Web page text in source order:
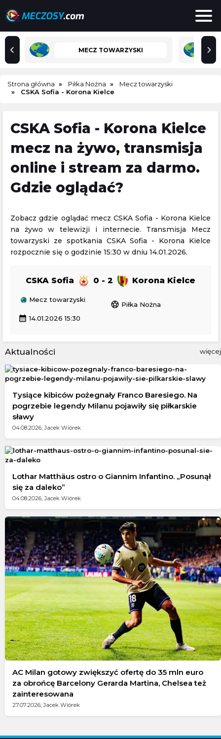
MECZ TOWARZYSKI
Strona główna Piłka Nożna
Mecz towarzyski
CSKA Sofia - Korona Kielce
CSKA Sofia - Korona Kielce
mecz na żywo, transmisja
online i stream za darmo.
Gdzie oglądać?
Zobacz gdzie oglądać mecz CSKA Sofia - Korona Kielce
na żywo w telewizji i internecie. Transmisja Mecz
towarzyski ze spotkania CSKA Sofia - Korona Kielce
rozpocznie się o godzinie 15:30 w dniu 14.01.2026.
CSKA Sofia 0 - 2 Korona Kielce
Mecz towarzyski
sports_soccer Piłka Nożna
calendar_month 14.01.2026 15:30
Aktualności więcej
Tysiące kibiców pożegnały Franco Baresiego. Na
pogrzebie legendy Milanu pojawiły się piłkarskie
sławy
04.08.2026; Jacek Wiórek
Lothar Matthäus ostro o Giannim Infantino. „Posunął
się za daleko”
04.08.2026; Jacek Wiórek
AC Milan gotowy zwiększyć ofertę do 35 mln euro
za obrońcę Barcelony Gerarda Martina, Chelsea też
zainteresowana
27.07.2026; Jacek Wiórek